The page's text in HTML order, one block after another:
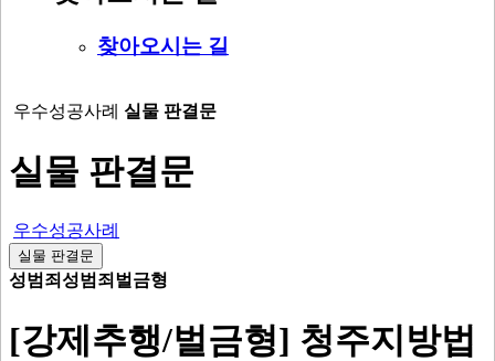
찾아오시는 길
우수성공사례 실물 판결문
실물 판결문
우수성공사례
실물 판결문
성범죄성범죄 벌금형
[강제추행/벌금형] 청주지방법